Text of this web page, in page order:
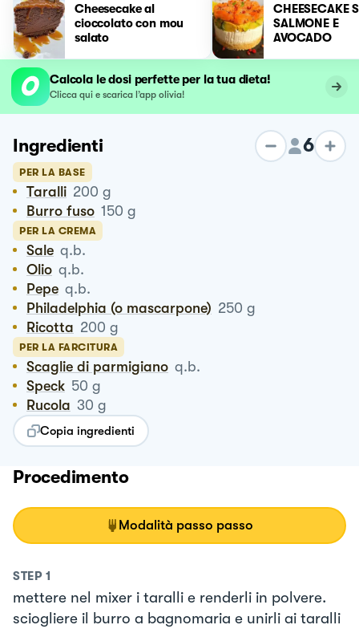
Cheesecake al
cioccolato con mou
salato
CHEESECAKE
SALMONE E
AVOCADO
Calcola le dosi perfette per la tua dieta!
Clicca qui e scarica l’app olivia!
Ingredienti 6
PER LA BASE
Taralli 200 g
Burro fuso 150 g
PER LA CREMA
Sale q.b.
Olio q.b.
Pepe q.b.
Philadelphia (o mascarpone) 250 g
Ricotta 200 g
PER LA FARCITURA
Scaglie di parmigiano q.b.
Speck 50 g
Rucola 30 g
Copia ingredienti
Procedimento
Modalità passo passo
STEP 1
mettere nel mixer i taralli e renderli in polvere.
sciogliere il burro a bagnomaria e unirli ai taralli